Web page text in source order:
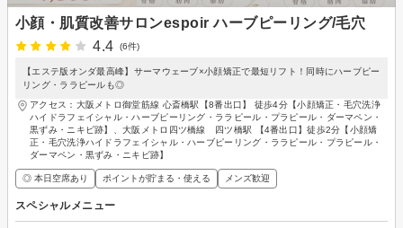
小顔・肌質改善サロンespoir ハーブピーリング/毛穴
4.4
(6件)
【エステ版オンダ最高峰】サーマウェーブ×小顔矯正で最短リフト！同時にハーブピー
リング・ララピールも◎
アクセス：大阪メトロ御堂筋線 心斎橋駅【8番出口】 徒歩4分【小顔矯正・毛穴洗浄
ハイドラフェイシャル・ハーブピーリング・ララピール・プラピール・ダーマペン・
黒ずみ・ニキビ跡】、大阪メトロ四ツ橋線 四ツ橋駅 【4番出口】徒歩2分【小顔矯
正・毛穴洗浄ハイドラフェイシャル・ハーブピーリング・ララピール・プラピール・
ダーマペン・黒ずみ・ニキビ跡】
◎ 本日空席あり ポイントが貯まる・使える メンズ歓迎
スペシャルメニュー